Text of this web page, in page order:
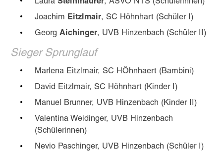
Joachim Eitzlmair, SC Höhnhart (Schüler I)
GeorgAichinger, UVB Hinzenbach (Schüler II)
Sieger Sprunglauf
Marlena Eitzlmair, SC HÖhnhaert (Bambini)
David Eitzlmair, SC Höhnhart (Kinder I)
Manuel Brunner, UVB Hinzenbach (Kinder II)
Valentina Weidinger, UVB Hinzenbach
(Schülerinnen)
Nevio Paschinger, UVB Hinzenbach (Schüler I)